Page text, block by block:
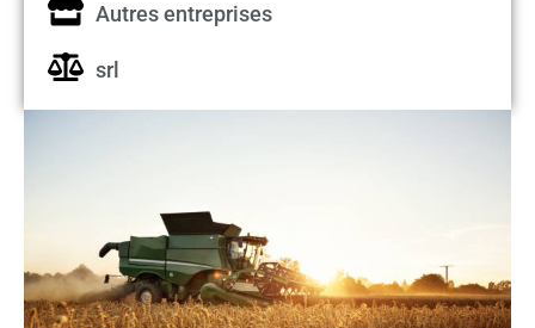
Autres entreprises
srl